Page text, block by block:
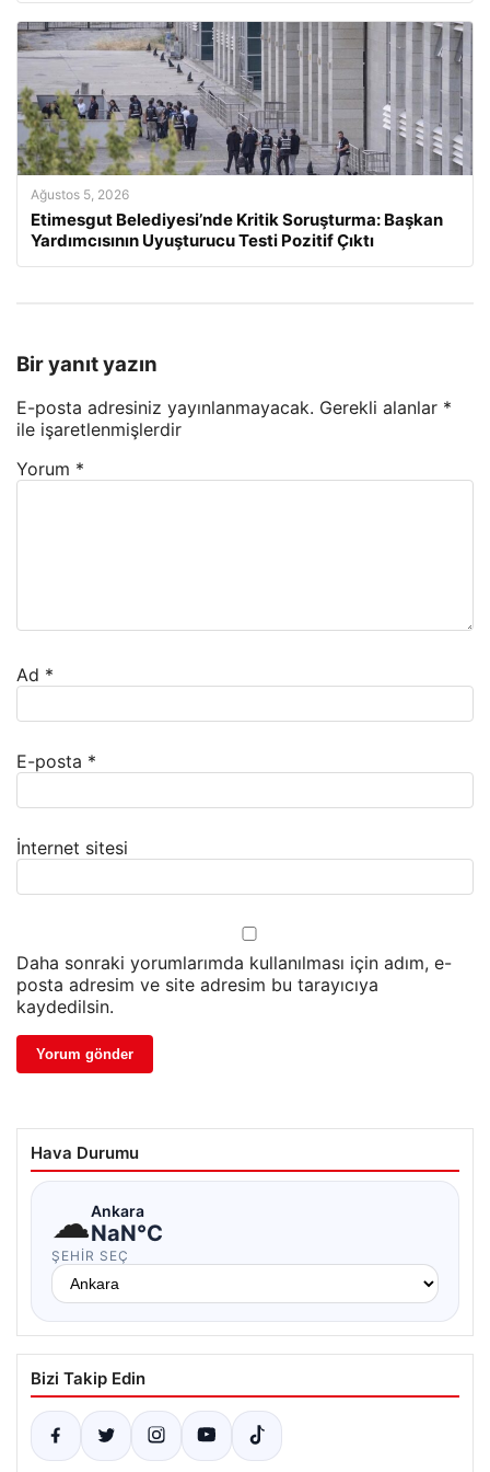
Ağustos 5, 2026
Etimesgut Belediyesi’nde Kritik Soruşturma: Başkan
Yardımcısının Uyuşturucu Testi Pozitif Çıktı
Bir yanıt yazın
E-posta adresiniz yayınlanmayacak. Gerekli alanlar *
ile işaretlenmişlerdir
Yorum *
Ad *
E-posta *
İnternet sitesi
Daha sonraki yorumlarımda kullanılması için adım, e-
posta adresim ve site adresim bu tarayıcıya
kaydedilsin.
Hava Durumu
☁Ankara
NaN°C
ŞEHIR SEÇ
Bizi Takip Edin